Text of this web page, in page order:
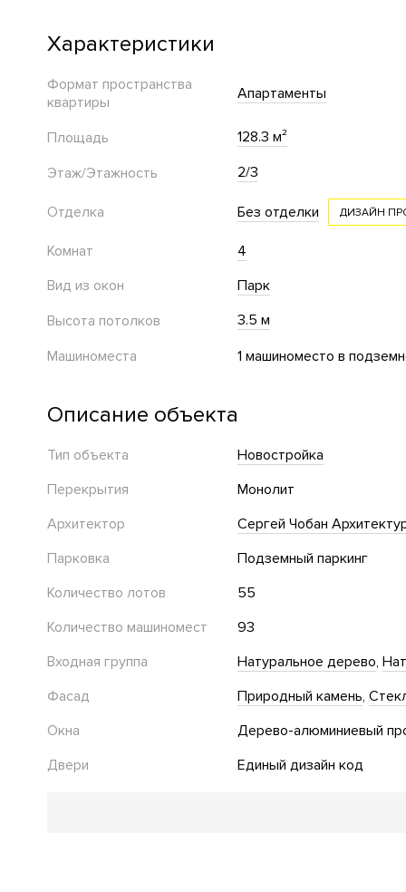
Характеристики
Формат пространства
квартиры
Апартаменты
Площадь
128.3 м²
Этаж/Этажность
2/3
Отделка Без отделки ДИЗАЙН
Комнат
4
Вид из окон
Парк
Высота потолков
3.5 м
Машиноместа
1 машиноместо в
Описание объекта
Тип объекта
Новостройка
Перекрытия
Монолит
Архитектор
Сергей Чобан
Парковка
Подземный паркинг
Количество лотов
55
Количество машиномест
93
Входная группа
Натуральное дерево
Фасад
Природный камень
Окна
Дерево-алюминиевый
Двери
Единый дизайн код